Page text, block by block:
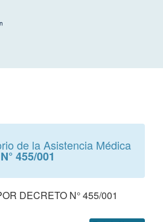
de la Asistencia Médica
N° 455/001
DECRETO N° 455/001